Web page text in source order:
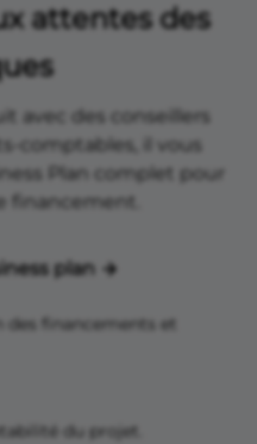
attentes des
avec des conseillers
comptables, il vous
Plan complet pour
financement.
plan
des financements et
du projet.